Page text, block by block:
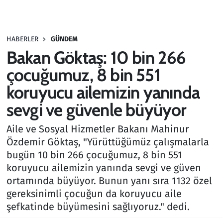
HABERLER GÜNDEM
Bakan Göktaş: 10 bin 266
çocuğumuz, 8 bin 551
koruyucu ailemizin yanında
sevgi ve güvenle büyüyor
Aile ve Sosyal Hizmetler Bakanı Mahinur
Özdemir Göktaş, "Yürüttüğümüz çalışmalarla
bugün 10 bin 266 çocuğumuz, 8 bin 551
koruyucu ailemizin yanında sevgi ve güven
ortamında büyüyor. Bunun yanı sıra 1132 özel
gereksinimli çocuğun da koruyucu aile
şefkatinde büyümesini sağlıyoruz." dedi.
Haber
Kültür Sanat
Kurumsal Haberler
Lezzet Durağı
Memur ve Kamu
Otomobil
Oyun